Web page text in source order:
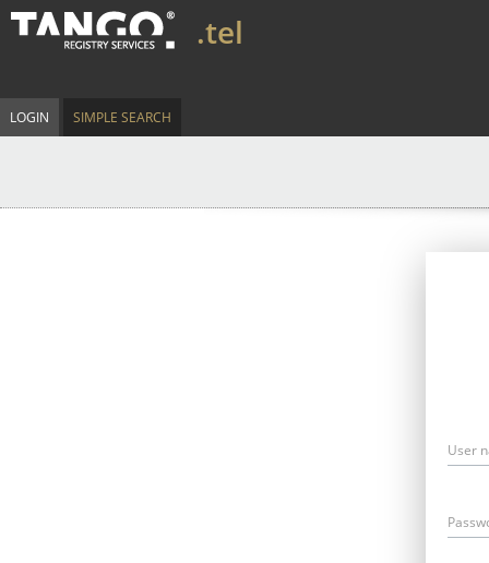
.tel
LOGIN SIMPLE SEARCH
User